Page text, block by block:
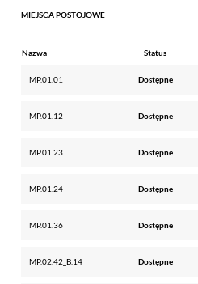
MIEJSCA POSTOJOWE
Nazwa
Status
MP.01.01 Dostępne
MP.01.12 Dostępne
MP.01.23 Dostępne
MP.01.24 Dostępne
MP.01.36 Dostępne
MP.02.42_B.14 Dostępne